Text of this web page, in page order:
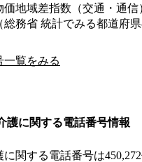
地域差指数（交通・通信
総務省 統計でみる都道府
一覧をみる
護に関する電話番号情報
関する電話番号は